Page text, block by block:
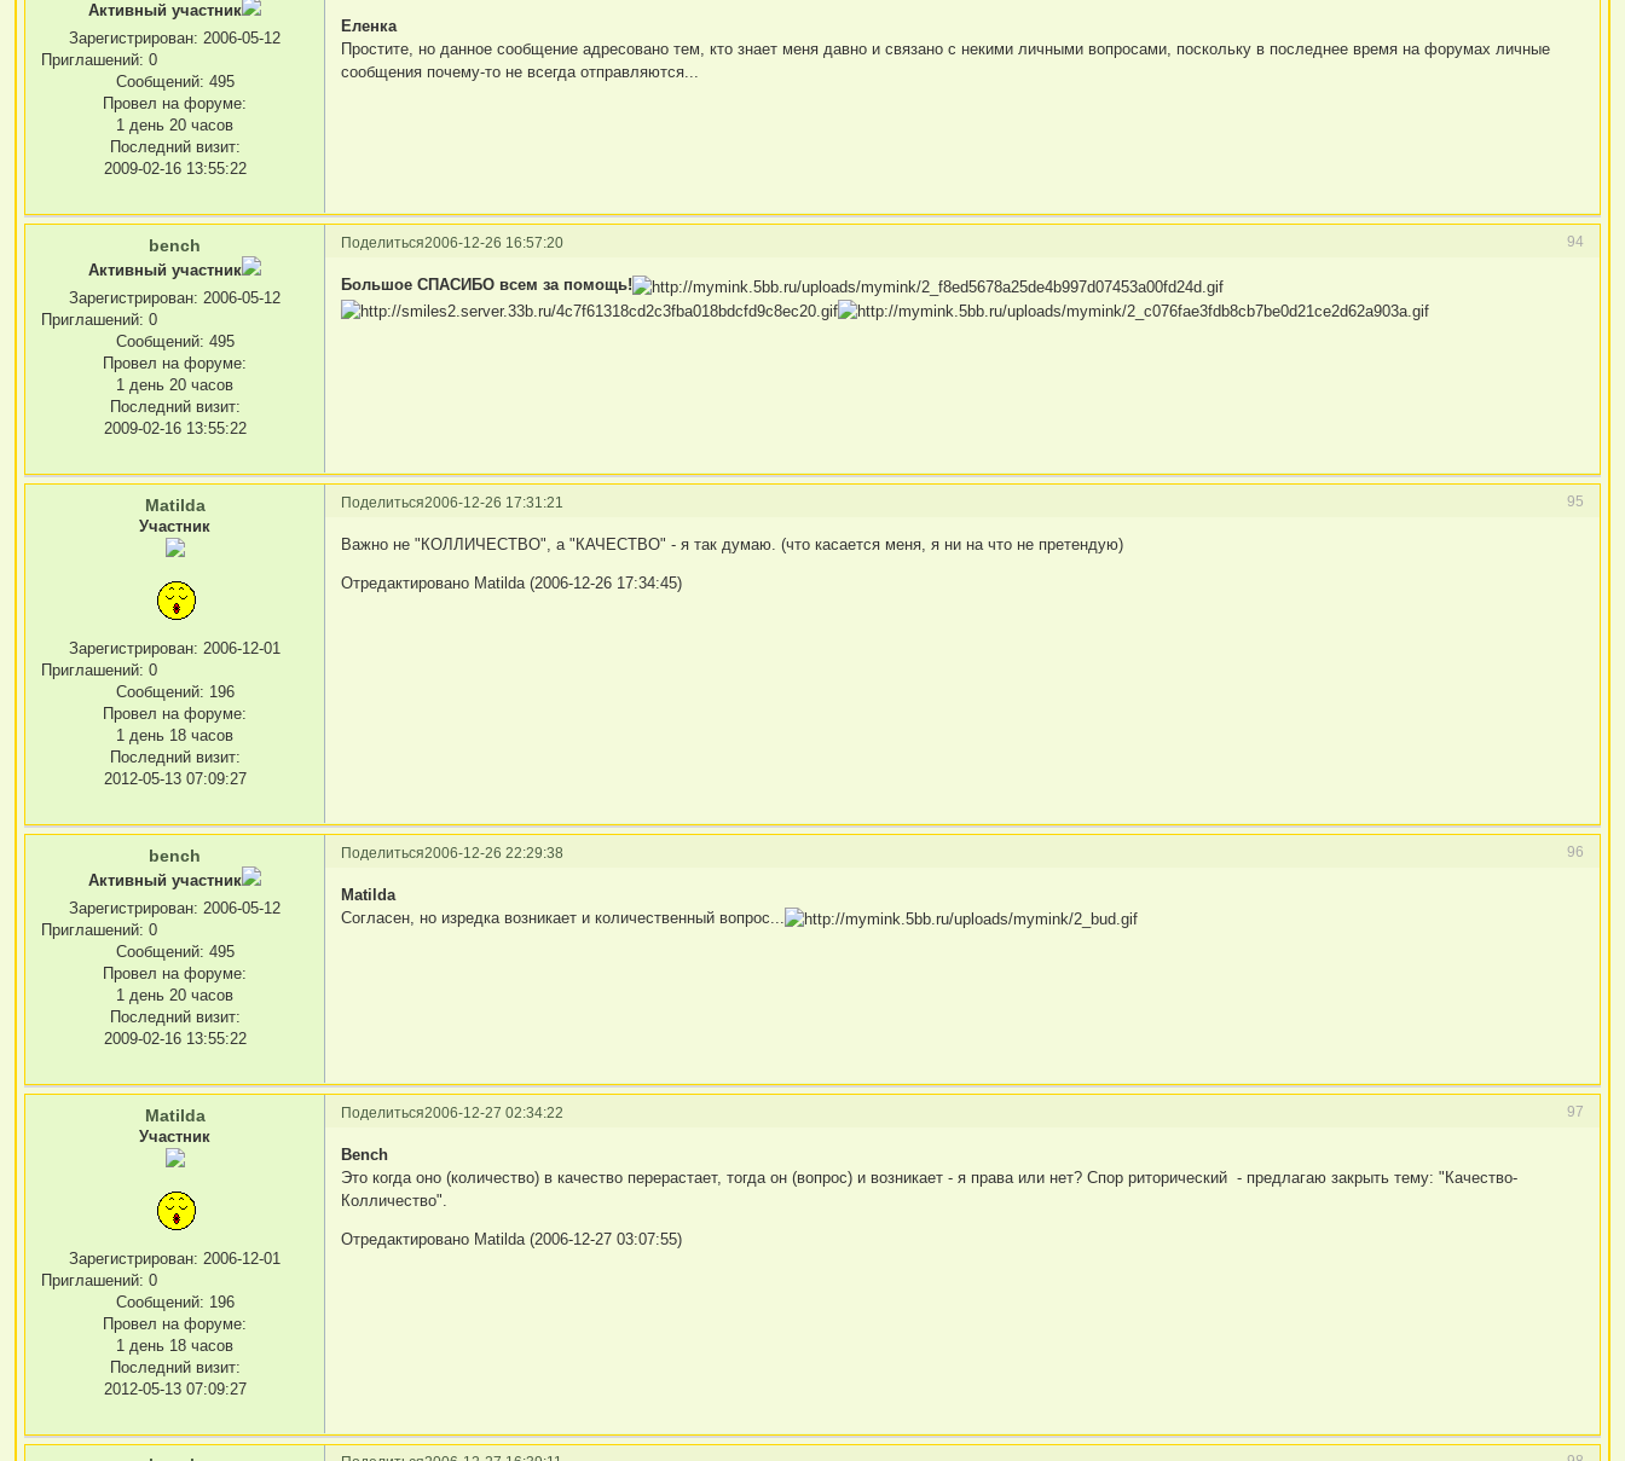
Активный участник
Зарегистрирован: 2006-05-12
Приглашений: 0
Сообщений: 495
Провел на форуме:
1 день 20 часов
Последний визит:
2009-02-16 13:55:22
Еленка
Простите, но данное сообщение адресовано тем, кто знает меня давно и связано с некими личными вопросами, поскольку в последнее время на форумах личные
сообщения почему-то не всегда отправляются...
Поделиться 94
2006-12-26 16:57:20
bench
Активный участник
Зарегистрирован: 2006-05-12
Приглашений: 0
Сообщений: 495
Провел на форуме:
1 день 20 часов
Последний визит:
2009-02-16 13:55:22
Большое СПАСИБО всем за помощь!
Поделиться 95
2006-12-26 17:31:21
Matilda
Участник
Зарегистрирован: 2006-12-01
Приглашений: 0
Сообщений: 196
Провел на форуме:
1 день 18 часов
Последний визит:
2012-05-13 07:09:27
Важно не "КОЛЛИЧЕСТВО", а "КАЧЕСТВО" - я так думаю. (что касается меня, я ни на что не претендую)
Отредактировано Matilda (2006-12-26 17:34:45)
Поделиться 96
2006-12-26 22:29:38
bench
Активный участник
Зарегистрирован: 2006-05-12
Приглашений: 0
Сообщений: 495
Провел на форуме:
1 день 20 часов
Последний визит:
2009-02-16 13:55:22
Matilda
Согласен, но изредка возникает и количественный вопрос...
Поделиться 97
2006-12-27 02:34:22
Matilda
Участник
Зарегистрирован: 2006-12-01
Приглашений: 0
Сообщений: 196
Провел на форуме:
1 день 18 часов
Последний визит:
2012-05-13 07:09:27
Bench
Это когда оно (количество) в качество перерастает, тогда он (вопрос) и возникает - я права или нет? Спор риторический - предлагаю закрыть тему: "Качество-
Колличество".
Отредактировано Matilda (2006-12-27 03:07:55)